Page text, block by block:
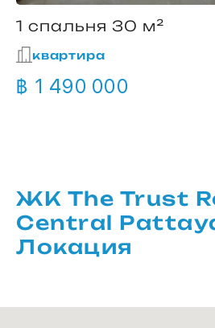
1 спальня 30 м²
квартира
฿ 1 490 000
ЖК The Trust
Central
Локация